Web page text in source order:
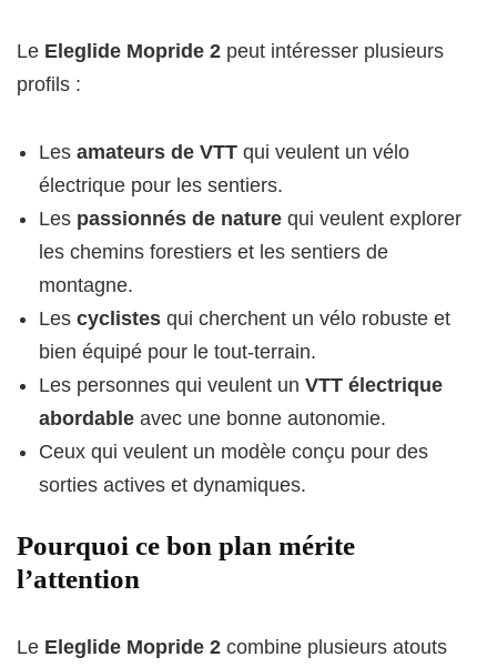
Le Eleglide Mopride 2 peut intéresser plusieurs
profils :
Les amateurs de VTT qui veulent un vélo
électrique pour les sentiers.
Les passionnés de nature qui veulent explorer
les chemins forestiers et les sentiers de
montagne.
Les cyclistes qui cherchent un vélo robuste et
bien équipé pour le tout-terrain.
Les personnes qui veulent un VTT électrique
abordable avec une bonne autonomie.
Ceux qui veulent un modèle conçu pour des
sorties actives et dynamiques.
Pourquoi ce bon plan mérite
l’attention
Le Eleglide Mopride 2 combine plusieurs atouts